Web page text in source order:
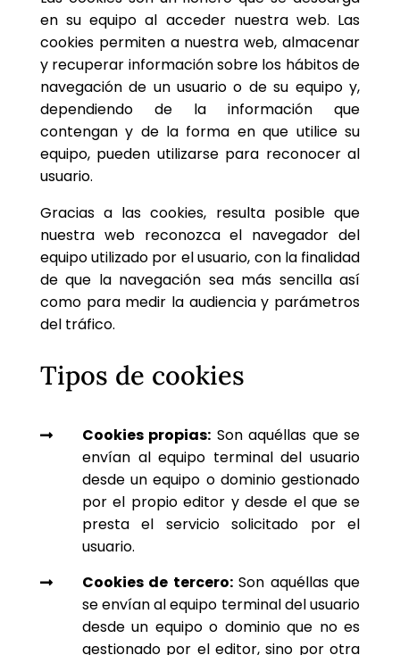
en su equipo al acceder nuestra web. Las
cookies permiten a nuestra web, almacenar
y recuperar información sobre los hábitos de
navegación de un usuario o de su equipo y,
dependiendo de la información que
contengan y de la forma en que utilice su
equipo, pueden utilizarse para reconocer al
usuario.
Gracias a las cookies, resulta posible que
nuestra web reconozca el navegador del
equipo utilizado por el usuario, con la finalidad
de que la navegación sea más sencilla así
como para medir la audiencia y parámetros
del tráfico.
Tipos de cookies
 Cookies propias: Son aquéllas que se
envían al equipo terminal del usuario
desde un equipo o dominio gestionado
por el propio editor y desde el que se
presta el servicio solicitado por el
usuario.
 Cookies de tercero:Son aquéllas que
se envían al equipo terminal del usuario
desde un equipo o dominio que no es
gestionado por el editor, sino por otra